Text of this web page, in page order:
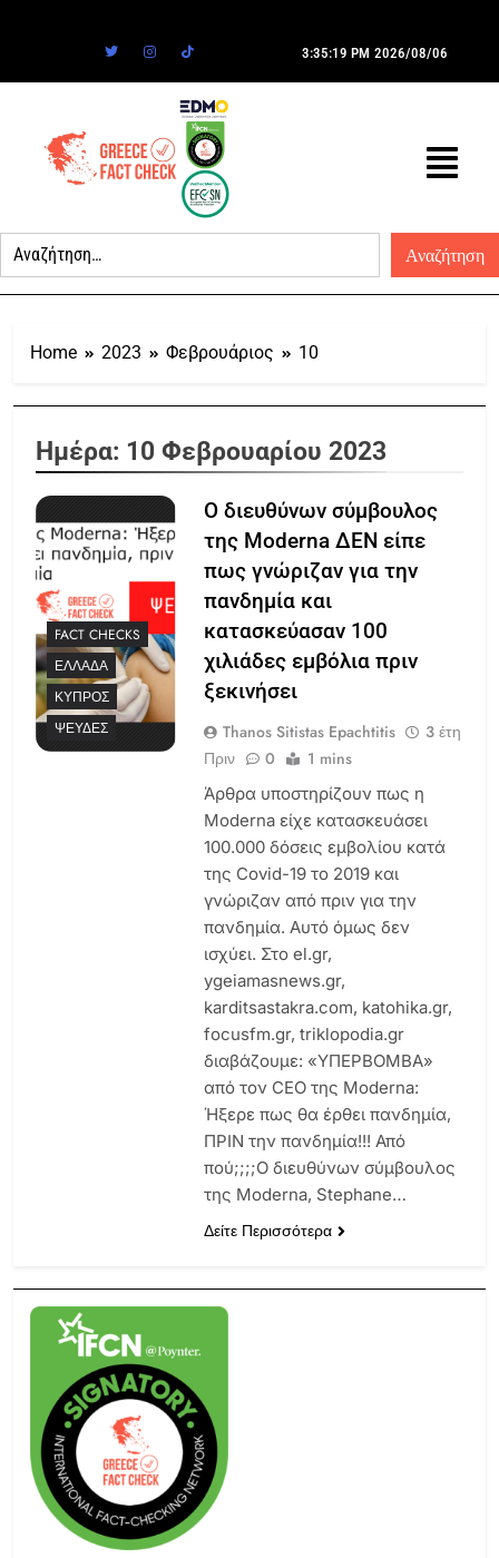
3:35:19 PM 2026/08/06
Home 2023 Φεβρουάριος 10
Ημέρα: 10 Φεβρουαρίου 2023
FACT CHECKS
ΕΛΛΆΔΑ
ΚΎΠΡΟΣ
ΨΕΥΔΈΣ
Ο διευθύνων σύμβουλος
της Moderna ΔΕΝ είπε
πως γνώριζαν για την
πανδημία και
κατασκεύασαν 100
χιλιάδες εμβόλια πριν
ξεκινήσει
Thanos Sitistas Epachtitis
3 έτη
Πριν
0 1 mins
Άρθρα υποστηρίζουν πως η
Moderna είχε κατασκευάσει
100.000 δόσεις εμβολίου κατά
της Covid-19 το 2019 και
γνώριζαν από πριν για την
πανδημία. Αυτό όμως δεν
ισχύει. Στο el.gr,
ygeiamasnews.gr,
karditsastakra.com, katohika.gr,
focusfm.gr, triklopodia.gr
διαβάζουμε: «ΥΠΕΡΒΟΜΒΑ»
από τον CEO της Moderna:
Ήξερε πως θα έρθει πανδημία,
ΠΡΙΝ την πανδημία!!! Από
πού;;;;O διευθύνων σύμβουλος
της Moderna, Stephane…
Δείτε Περισσότερα